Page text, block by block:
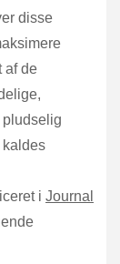
disse
af de
pludselig
i Journal